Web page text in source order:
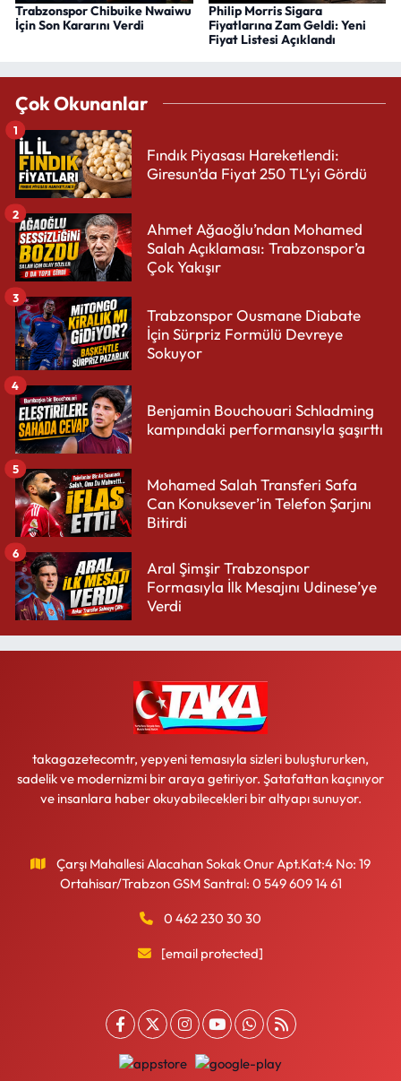
Trabzonspor Chibuike Nwaiwu
İçin Son Kararını Verdi
Philip Morris Sigara
Fiyatlarına Zam Geldi: Yeni
Fiyat Listesi Açıklandı
Çok Okunanlar
Fındık Piyasası Hareketlendi:
Giresun’da Fiyat 250 TL’yi Gördü
1
Ahmet Ağaoğlu’ndan Mohamed
Salah Açıklaması: Trabzonspor’a
Çok Yakışır
2
Trabzonspor Ousmane Diabate
İçin Sürpriz Formülü Devreye
Sokuyor
3
Benjamin Bouchouari Schladming
kampındaki performansıyla şaşırttı
4
Mohamed Salah Transferi Safa
Can Konuksever’in Telefon Şarjını
Bitirdi
5
Aral Şimşir Trabzonspor
Formasıyla İlk Mesajını Udinese’ye
Verdi
6
takagazetecomtr, yepyeni temasıyla sizleri buluştururken,
sadelik ve modernizmi bir araya getiriyor. Şatafattan kaçınıyor
ve insanlara haber okuyabilecekleri bir altyapı sunuyor.
Çarşı Mahallesi Alacahan Sokak Onur Apt.Kat:4 No: 19
Ortahisar/Trabzon GSM Santral: 0 549 609 14 61
0 462 230 30 30
[email protected]